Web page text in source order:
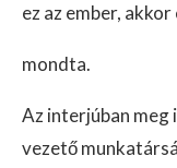
ez az ember, akkor
mondta.
Az interjúban
vezető